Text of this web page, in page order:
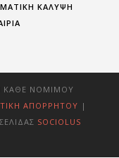
ΚΑΛΥΨΗ
ΚΆΘΕ ΝΌΜΙΜΟΥ
ΑΠΟΡΡΉΤΟΥ |
SOCIOLUS